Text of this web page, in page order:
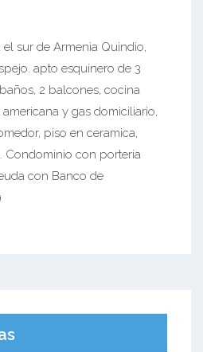
sur de Armenia Quindio,
apto esquinero de 3
2 balcones, cocina
y gas domiciliario,
piso en ceramica,
Condominio con porteria
con Banco de